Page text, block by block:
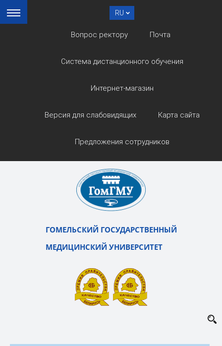
RU
Вопрос ректору Почта
Система дистанционного обучения
Интернет-магазин
Версия для слабовидящих Карта сайта
Предложения сотрудников
ГОМЕЛЬСКИЙ ГОСУДАРСТВЕННЫЙ
МЕДИЦИНСКИЙ УНИВЕРСИТЕТ